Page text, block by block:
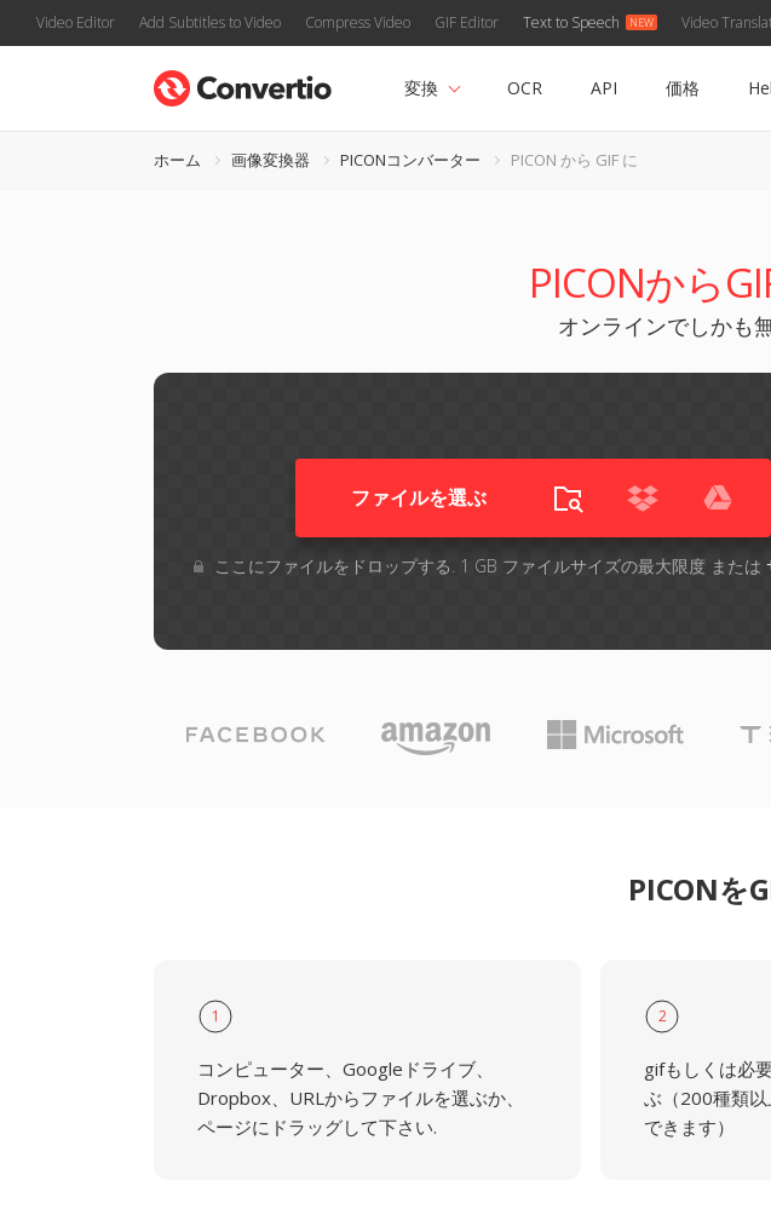
Video Editor Add Subtitles to Video Compress Video GIF Editor Text to Speech Video
変換 OCR API 価格
ホーム 画像変換器 PICONコンバーター PICON から GIF に
PICONから
オンラインでしかも
ファイルを選ぶ
ここにファイルをドロップする. 1 GB ファイルサイズの最大限度 または
PICONを
1
コンピューター、Googleドライブ、
Dropbox、URLからファイルを選ぶか、
ページにドラッグして下さい.
2
gifもしくは必
ぶ（200種類
できます）